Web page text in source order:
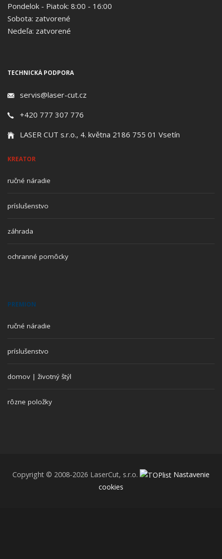
Pondelok - Piatok: 8:00 - 16:00
Sobota: zatvorené
Nedeľa: zatvorené
TECHNICKÁ PODPORA
servis@laser-cut.cz
+420 777 307 776
LASER CUT s.r.o., 4. května 2186 755 01 Vsetín
KREATOR
ručné náradie
príslušenstvo
záhrada
ochranné pomôcky
PREMION
ručné náradie
príslušenstvo
domov | životný štýl
rôzne položky
Copyright © 2008-2026 LaserCut, s.r.o.
Nastavenie
cookies